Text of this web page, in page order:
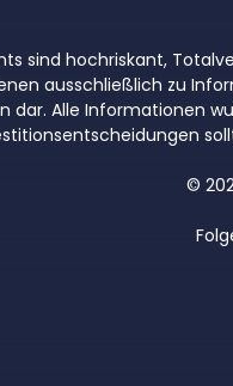
sind hochriskant,
ausschließlich zu
dar. Alle Informationen
©